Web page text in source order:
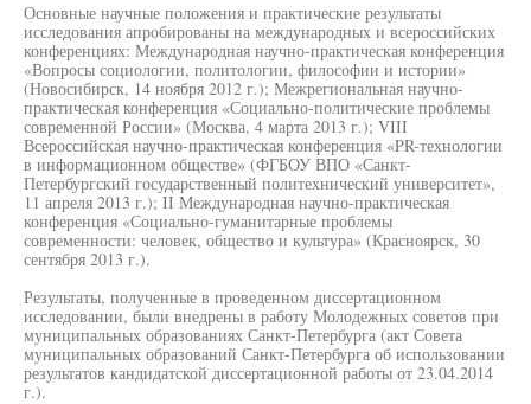
Основные научные положения и практические результаты
исследования апробированы на международных и всероссийских
конференциях: Международная научно-практическая конференция
«Вопросы социологии, политологии, философии и истории»
(Новосибирск, 14 ноября 2012 г.); Межрегиональная научно-
практическая конференция «Социально-политические проблемы
современной России» (Москва, 4 марта 2013 г.); VIII
Всероссийская научно-практическая конференция «PR-технологии
в информационном обществе» (ФГБОУ ВПО «Санкт-
Петербургский государственный политехнический университет»,
11 апреля 2013 г.); II Международная научно-практическая
конференция «Социально-гуманитарные проблемы
современности: человек, общество и культура» (Красноярск, 30
сентября 2013 г.).
Результаты, полученные в проведенном диссертационном
исследовании, были внедрены в работу Молодежных советов при
муниципальных образованиях Санкт-Петербурга (акт Совета
муниципальных образований Санкт-Петербурга об использовании
результатов кандидатской диссертационной работы от 23.04.2014
г.).